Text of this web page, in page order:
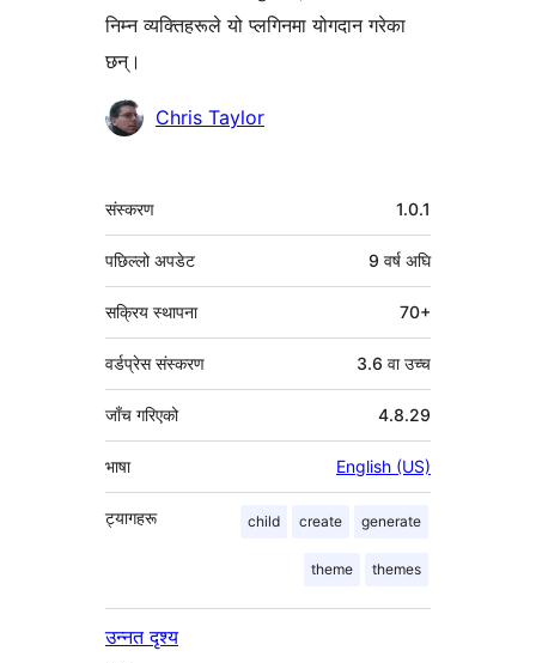
निम्न व्यक्तिहरूले यो प्लगिनमा योगदान गरेका
छन्।
योगदानकर्ताहरूChris Taylor
मेटा
संस्करण 1.0.1
पछिल्लो अपडेट 9 वर्ष अघि
सक्रिय स्थापना 70+
वर्डप्रेस संस्करण 3.6 वा उच्च
जाँच गरिएको 4.8.29
भाषा English (US)
ट्यागहरू child create generate
theme themes
उन्नत दृश्य